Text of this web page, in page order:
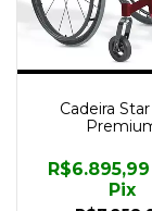
Cadeira
R$6.895,99
Pix